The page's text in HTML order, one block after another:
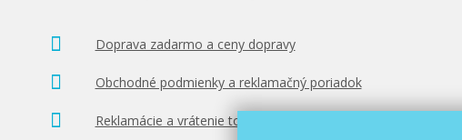
Doprava zadarmo a ceny dopravy
Obchodné podmienky a reklamačný poriadok
Reklamácie a vrátenie tovaru